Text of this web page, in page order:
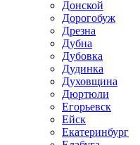
Донской
Дорогобуж
Дрезна
Дубна
Дубовка
Дудинка
Духовщина
Дюртюли
Егорьевск
Ейск
Екатеринбург